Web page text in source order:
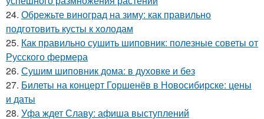
24. Обрежьте виноград на зиму: как правильно
подготовить кусты к холодам
25. Как правильно сушить шиповник: полезные советы от
Русского фермера
26. Сушим шиповник дома: в духовке и без
27. Билеты на концерт Горшенёв в Новосибирске: цены
и даты
28. Уфа ждет Славу: афиша выступлений